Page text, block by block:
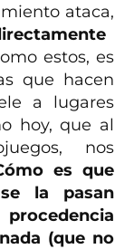
ataca,
estos, es
que hacen
a lugares
hoy, que al
nos
es que
la pasan
(que no